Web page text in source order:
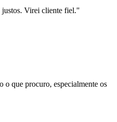
justos. Virei cliente fiel."
o que procuro, especialmente os